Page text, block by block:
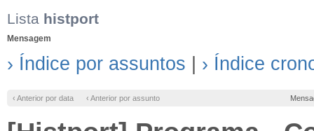
Lista histport
Mensagem
› Índice por assuntos › Índice
‹ Anterior por data ‹ Anterior por assunto